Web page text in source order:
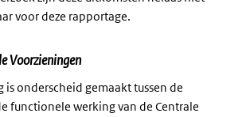
voor deze rapportage.
Voorzieningen
is onderscheid gemaakt tussen de
functionele werking van de Centrale